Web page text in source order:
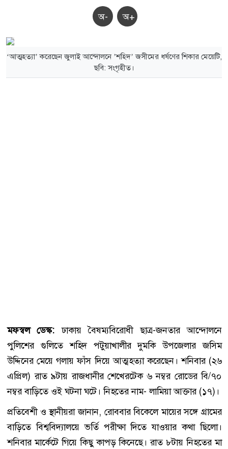
অ- অ+
‘আত্মহত্যা’ করেছেন জুলাই আন্দোলনে ’শহিদ’ জসীমের ধর্ষণের শিকার মেয়েটি,
ছবি: সংগৃহীত।
মফস্বল ডেস্ক:ঢাকায় বৈষম্যবিরোধী ছাত্র-জনতার আন্দোলনে
পুলিশের গুলিতে শহিদ পটুয়াখালীর দুমকি উপজেলার জসিম
উদ্দিনের মেয়ে গলায় ফাঁস দিয়ে আত্মহত্যা করেছেন। শনিবার (২৬
এপ্রিল) রাত ৯টায় রাজধানীর শেখেরটেক ৬ নম্বর রোডের বি/৭০
নম্বর বাড়িতে ওই ঘটনা ঘটে। ‎নিহতের নাম- লামিয়া আক্তার (১৭)।
প্রতিবেশী ও স্থানীয়রা জানান, রোববার বিকেলে মায়ের সঙ্গে গ্রামের
বাড়িতে বিশ্ববিদ্যালয়ে ভর্তি পরীক্ষা দিতে যাওয়ার কথা ছিলো।
শনিবার মার্কেটে গিয়ে কিছু কাপড় কিনেছে। রাত ৮টায় নিহতের মা